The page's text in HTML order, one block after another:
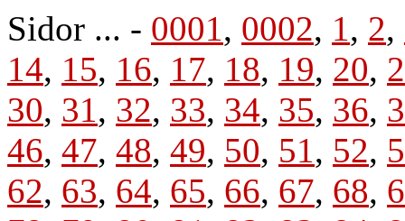
Sidor ... - 0001, 0002, 1, 2,
14, 15, 16, 17, 18, 19, 20,
30, 31, 32, 33, 34, 35, 36,
46, 47, 48, 49, 50, 51, 52,
62, 63, 64, 65, 66, 67, 68,